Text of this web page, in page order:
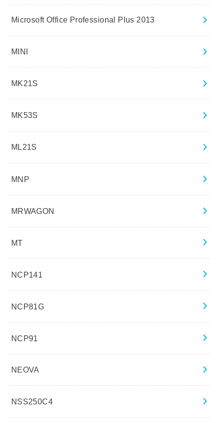
Microsoft Office Professional Plus 2013
MINI
MK21S
MK53S
ML21S
MNP
MRWAGON
MT
NCP141
NCP81G
NCP91
NEOVA
NSS250C4